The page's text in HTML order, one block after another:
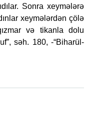
Sonra xeymələrə
xeymələrdən çölə
və tikanla dolu
səh. 180, -“Biharül-